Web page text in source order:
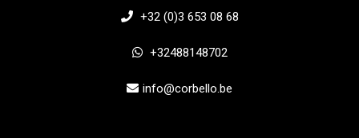
+32 (0)3 653 08 68
+32488148702
info@corbello.be